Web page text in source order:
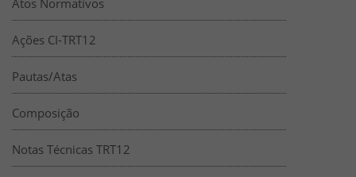
Atos Normativos
Ações CI-TRT12
Pautas/Atas
Composição
Notas Técnicas TRT12